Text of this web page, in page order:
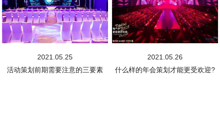
2021.05.25
活动策划前期需要注意的三要素
2021.05.26
什么样的年会策划才能更受欢迎?